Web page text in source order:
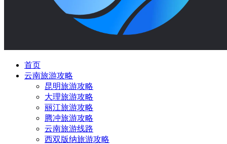
首页
云南旅游攻略
昆明旅游攻略
大理旅游攻略
丽江旅游攻略
腾冲旅游攻略
云南旅游线路
西双版纳旅游攻略